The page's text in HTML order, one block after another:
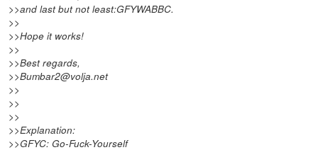
>>and last but not least:GFYWABBC.
>>
>>Hope it works!
>>
>>Best regards,
>>Bumbar2@volja.net
>>
>>
>>
>>Explanation:
>>GFYC: Go-Fuck-Yourself